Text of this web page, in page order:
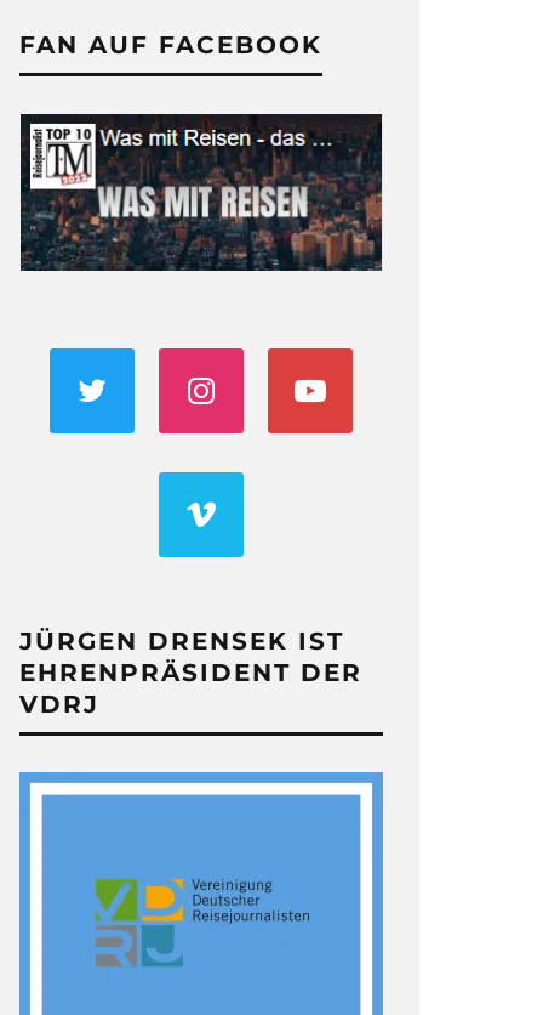
FAN AUF FACEBOOK
JÜRGEN DRENSEK IST
EHRENPRÄSIDENT DER
VDRJ